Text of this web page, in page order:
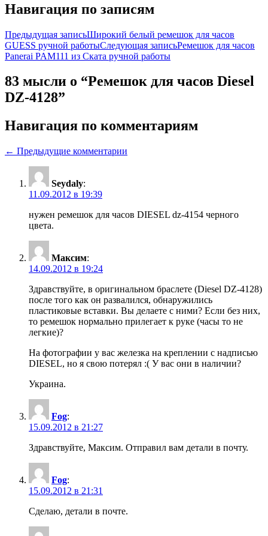
Навигация по записям
Предыдущая записьШирокий белый ремешок для часов
GUESS ручной работыСледующая записьРемешок для часов
Panerai PAM111 из Ската ручной работы
83 мысли о “Ремешок для часов Diesel
DZ-4128”
Навигация по комментариям
← Предыдущие комментарии
Seydaly:
11.09.2012 в 19:39
нужен ремешок для часов DIESEL dz-4154 черного
цвета.
Максим:
14.09.2012 в 19:24
Здравствуйте, в оригинальном браслете (Diesel DZ-4128)
после того как он развалился, обнаружились
пластиковые вставки. Вы делаете с ними? Если без них,
то ремешок нормально прилегает к руке (часы то не
легкие)?
На фотографии у вас железка на креплении с надписью
DIESEL, но я свою потерял :( У вас они в наличии?
Украина.
Fog:
15.09.2012 в 21:27
Здравствуйте, Максим. Отправил вам детали в почту.
Fog:
15.09.2012 в 21:31
Сделаю, детали в почте.